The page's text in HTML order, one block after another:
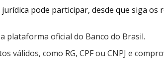
pode participar, desde que siga os
plataforma oficial do Banco do Brasil.
válidos, como RG, CPF ou CNPJ e